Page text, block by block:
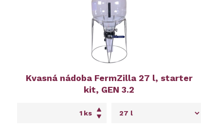
Kvasná nádoba FermZilla 27 l, starter
kit, GEN 3.2
ks